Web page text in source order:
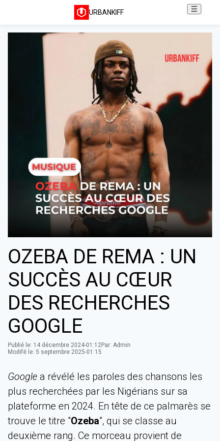
URBANKIFF
OZEBA DE REMA : UN
SUCCÈS AU CŒUR
DES RECHERCHES
GOOGLE
Publié le: 14 décembre 2024-01:12Par: Admin
Modifé le: 5 septembre 2025-01:15
Google a révélé les paroles des chansons les
plus recherchées par les Nigérians sur sa
plateforme en 2024. En tête de ce palmarès se
trouve le titre "Ozeba", qui se classe au
deuxième rang. Ce morceau provient de